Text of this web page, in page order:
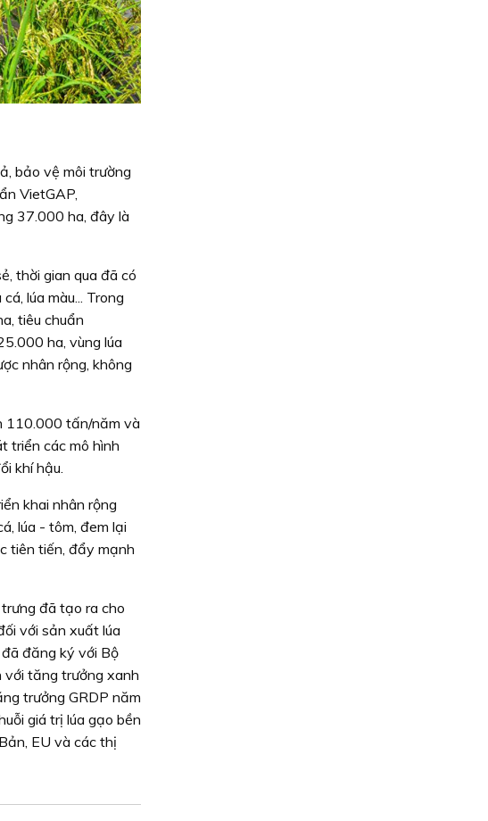
bảo vệ môi trường
VietGAP,
37.000 ha, đây là
thời gian qua đã có
lúa màu... Trong
tiêu chuẩn
ha, vùng lúa
nhân rộng, không
110.000 tấn/năm và
triển các mô hình
khí hậu.
khai nhân rộng
lúa - tôm, đem lại
tiên tiến, đẩy mạnh
đã tạo ra cho
với sản xuất lúa
đăng ký với Bộ
với tăng trưởng xanh
trưởng GRDP năm
giá trị lúa gạo bền
EU và các thị